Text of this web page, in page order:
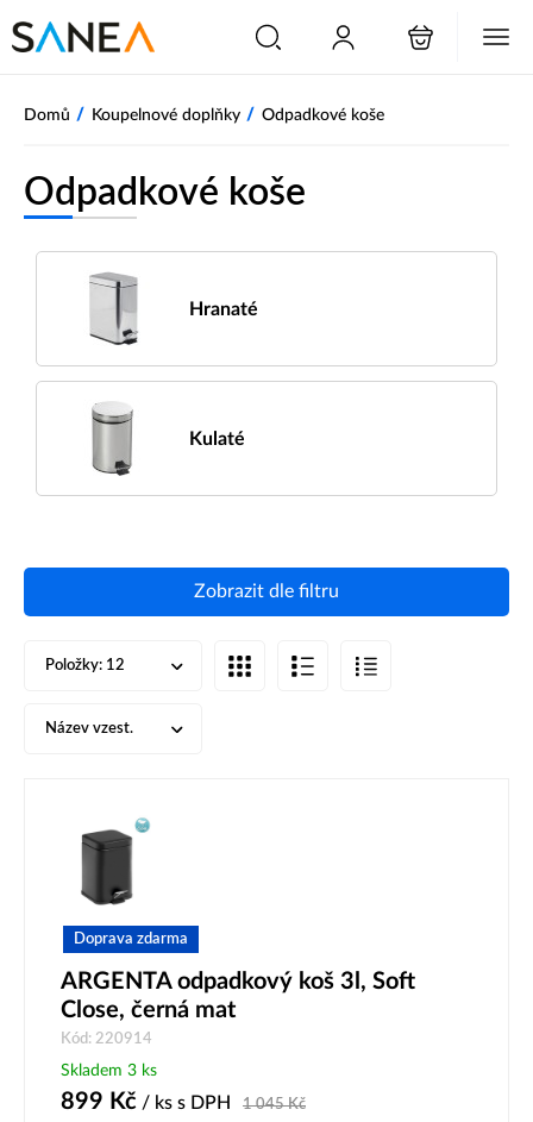
Domů / Koupelnové doplňky / Odpadkové koše
Odpadkové koše
Hranaté
Kulaté
Zobrazit dle filtru
Položky: 12
Název vzest.
Doprava zdarma
ARGENTA odpadkový koš 3l, Soft
Close, černá mat
Kód: 220914
Skladem 3 ks
899 Kč / ks s DPH 1 045Kč